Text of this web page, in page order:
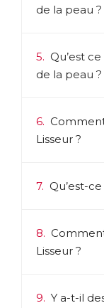
de la peau ?
5. Qu’est
de la peau ?
6.
Lisseur ?
7. Qu’est-
8.
Lisseur ?
9. Y a-t-il